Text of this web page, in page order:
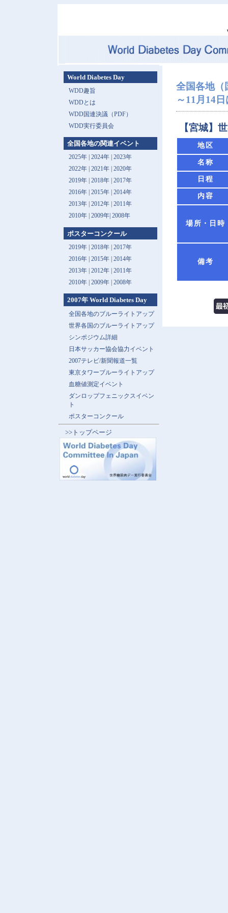
全国各地（
～11月14
【宮城】
地区
名称
日程
内容
場所・日時
備考
World Diabetes Day
WDD趣旨
WDDとは
WDD国連決議（PDF）
WDD実行委員会
全国各地の関連イベント
2025年| 2024年| 2023年
2022年| 2021年| 2020年
2019年| 2018年| 2017年
2016年| 2015年| 2014年
2013年 | 2012年| 2011年
2010年| 2009年| 2008年
ポスターコンクール
2019年 | 2018年 | 2017年
2016年 | 2015年 | 2014年
2013年 | 2012年 | 2011年
2010年 | 2009年 | 2008年
2007年 World Diabetes Day
全国各地のブルーライトアップ
世界各国のブルーライトアップ
シンポジウム詳細
日本サッカー協会協力イベント
2007テレビ/新聞報道一覧
東京タワーブルーライトアップ
血糖値測定イベント
ダンロップフェニックスイベン
ト
ポスターコンクール
>>トップページ